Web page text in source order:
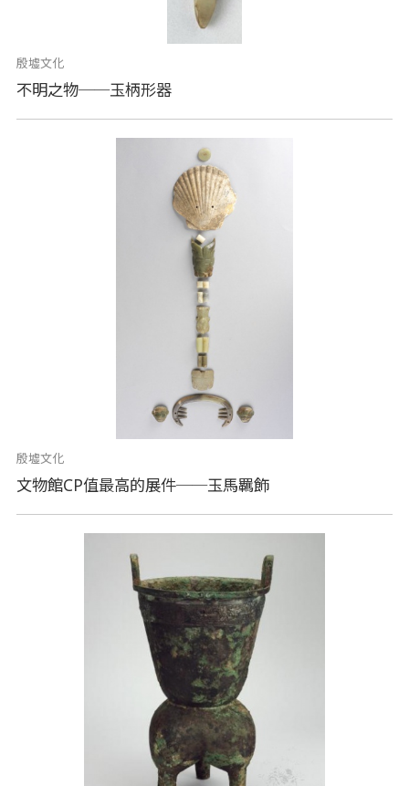
殷墟文化
不明之物──玉柄形器
殷墟文化
文物館CP值最高的展件──玉馬羈飾